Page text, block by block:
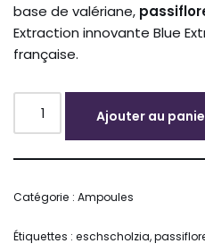
base de valériane,
Extraction innovante Blue
française.
Ajouter au
Catégorie : Ampoules
Étiquettes : eschscholzia,